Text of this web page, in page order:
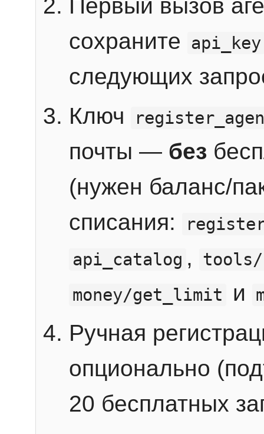
Первый вызов
сохраните
api_key
следующих
Ключ
почты — без
(нужен баланс/
списания:
api_catalog ,
money/get_limit
и
Ручная
опционально
20 бесплатных